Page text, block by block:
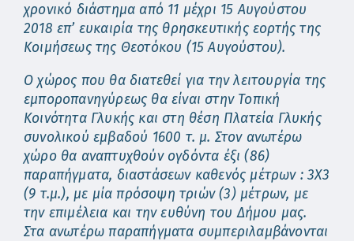
χρονικό διάστημα από 11 μέχρι 15 Αυγούστου
2018 επ’ ευκαιρία της θρησκευτικής εορτής της
Κοιμήσεως της Θεοτόκου (15 Αυγούστου).
Ο χώρος που θα διατεθεί για την λειτουργία της
εμποροπανηγύρεως θα είναι στην Τοπική
Κοινότητα Γλυκής και στη θέση Πλατεία Γλυκής
συνολικού εμβαδού 1600 τ. μ. Στον ανωτέρω
χώρο θα αναπτυχθούν ογδόντα έξι (86)
παραπήγματα, διαστάσεων καθενός μέτρων : 3Χ3
(9 τ.μ.), με μία πρόσοψη τριών (3) μέτρων, με
την επιμέλεια και την ευθύνη του Δήμου μας.
Στα ανωτέρω παραπήγματα συμπεριλαμβάνονται